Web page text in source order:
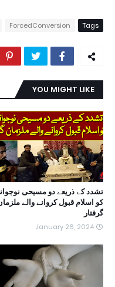
Tags
ForcedConversion
YOU MIGHT LIKE
تشدد کے ذریعے دو مسیحی
کو اسلام قبول کروانے والے
گرفتار
January 26, 2024